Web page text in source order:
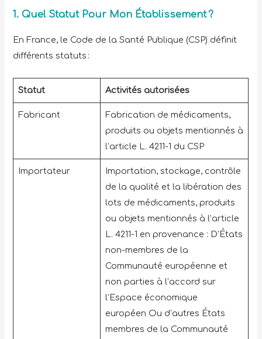
1. Quel Statut Pour Mon Établissement ?
En France, le Code de la Santé Publique (CSP) définit
différents statuts :
Statut Activités autorisées
Fabricant
Fabrication de médicaments,
produits ou objets mentionnés à
l’article L. 4211-1 du CSP
Importateur
Importation, stockage, contrôle
de la qualité et la libération des
lots de médicaments, produits
ou objets mentionnés à l’article
L. 4211-1 en provenance : D’États
non-membres de la
Communauté européenne et
non parties à l’accord sur
l’Espace économique
européen Ou d’autres États
membres de la Communauté